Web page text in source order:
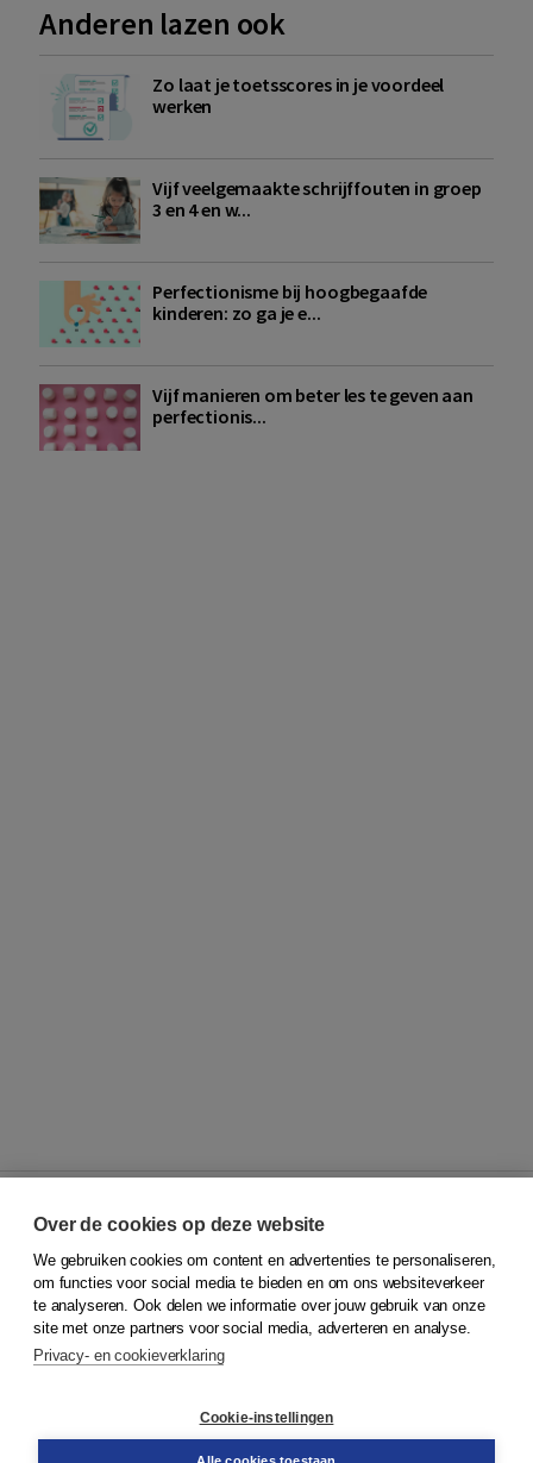
Anderen lazen ook
Zo laat je toetsscores in je voordeel
werken
Vijf veelgemaakte schrijffouten in groep
3 en 4 en w...
Perfectionisme bij hoogbegaafde
kinderen: zo ga je e...
Vijf manieren om beter les te geven aan
perfectionis...
© 2026Koninklijke Boom uitgevers
Klantenservice
Service & informatie
Contact
Over de cookies op deze website
We gebruiken cookies om content en advertenties te personaliseren,
om functies voor social media te bieden en om ons websiteverkeer
te analyseren. Ook delen we informatie over jouw gebruik van onze
site met onze partners voor social media, adverteren en analyse.
Privacy- en cookieverklaring
Cookie-instellingen